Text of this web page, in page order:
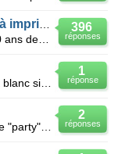
396
réponses
1
réponse
2
réponses